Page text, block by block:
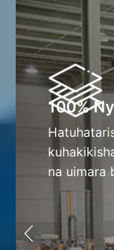
100%
na uimara